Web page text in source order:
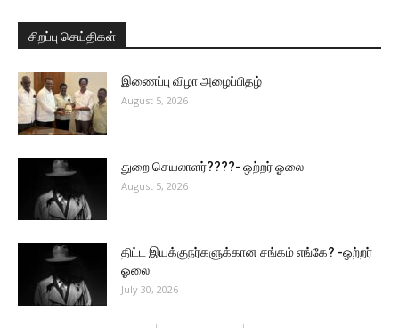
சிறப்பு செய்திகள்
இணைப்பு விழா அழைப்பிதழ்
August 5, 2026
துறை செயலாளர்????- ஒற்றர் ஓலை
August 5, 2026
திட்ட இயக்குநர்களுக்கான சங்கம் எங்கே? -ஒற்றர்
ஓலை
July 30, 2026